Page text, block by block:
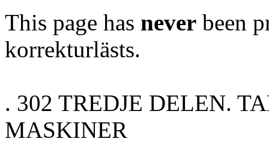
This page has never been
korrekturlästs.
. 302 TREDJE DELEN.
MASKINER